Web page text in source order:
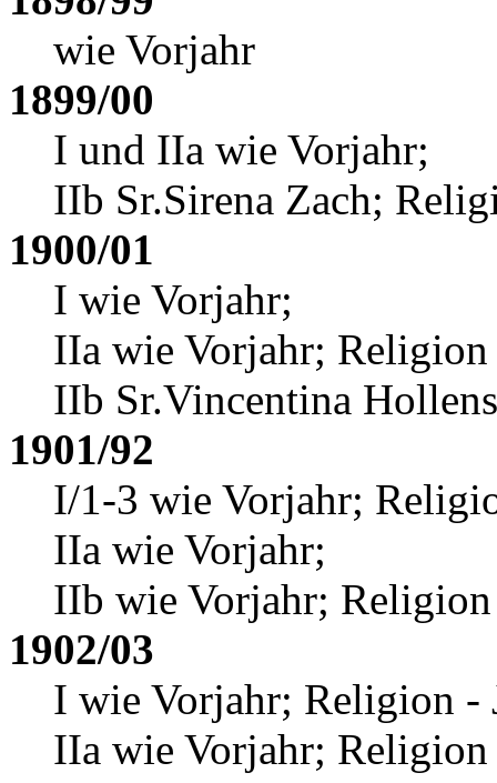
wie Vorjahr
1899/00
I und IIa wie Vorjahr;
IIb Sr.Sirena Zach;
1900/01
I wie Vorjahr;
IIa wie Vorjahr;
IIb Sr.Vincentina
1901/92
I/1-3 wie Vorjahr;
IIa wie Vorjahr;
IIb wie Vorjahr;
1902/03
I wie Vorjahr; Religion -
IIa wie Vorjahr;